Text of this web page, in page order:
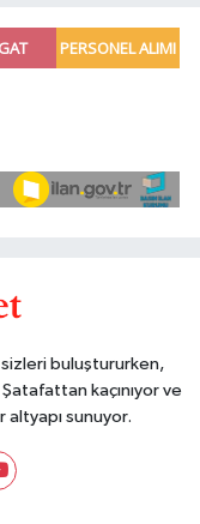
buluştururken,
kaçınıyor ve
sunuyor.